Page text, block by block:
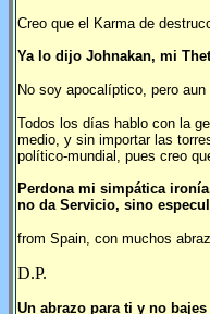
Creo que el Karma de
Ya lo dijo Johnakan, mi
No soy apocalíptico, pero
Todos los días hablo con la
medio, y sin importar las
político-mundial, pues creo
Perdona mi simpática
no da Servicio, sino
from Spain, con muchos
D.P.
Un abrazo para ti y no